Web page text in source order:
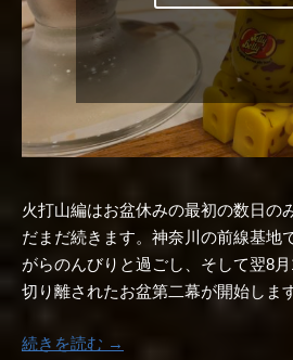
火打山編はお盆休みの最初の数日の
だまだ続きます。神奈川の前線基地
がらのんびりと過ごし、そして翌8
切り離されたお盆第二幕が開始しま
続きを読む →